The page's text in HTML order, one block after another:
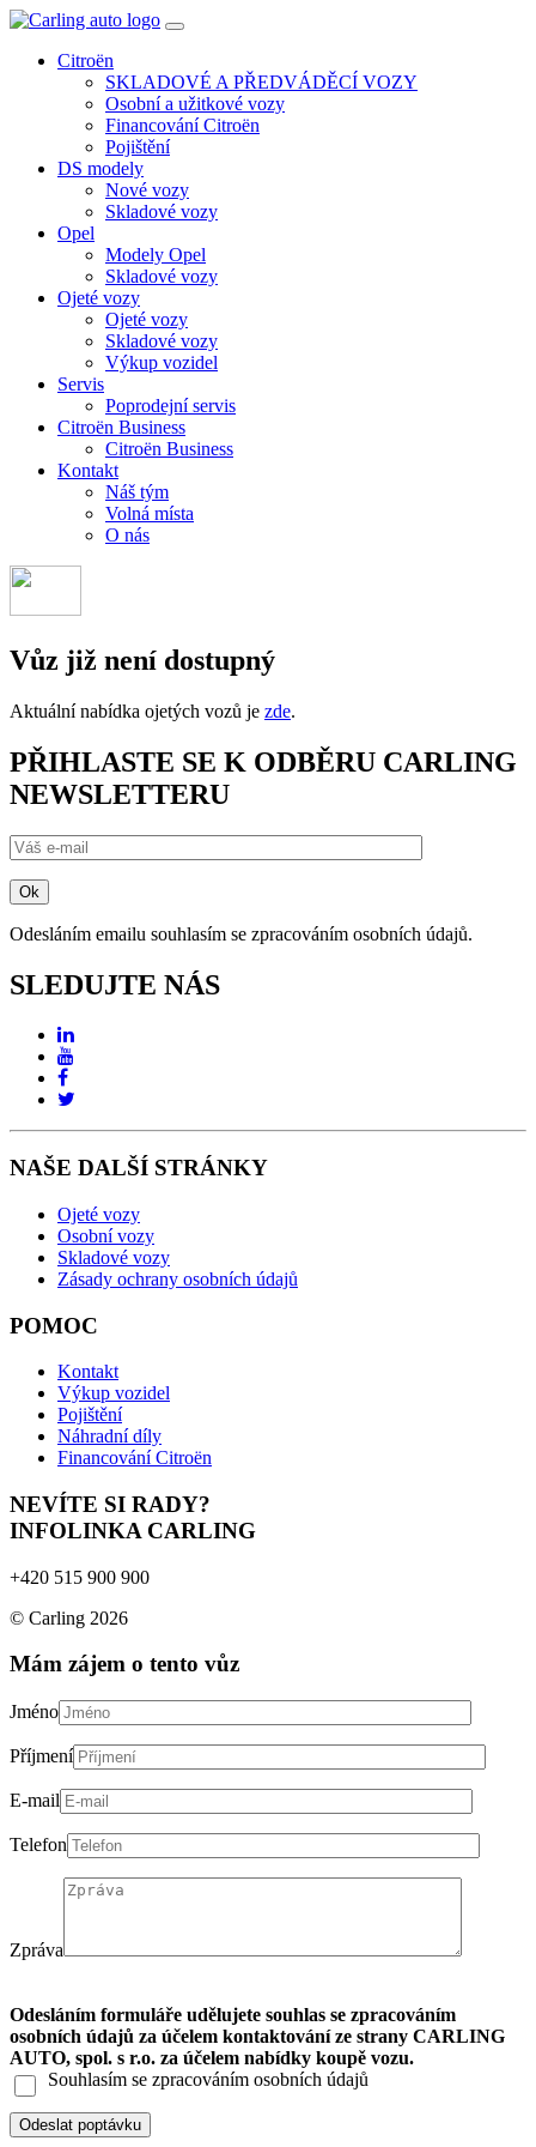
Toggle
Citroën
SKLADOVÉ A PŘEDVÁDĚCÍ VOZY
Osobní a užitkové vozy
Financování Citroën
Pojištění
DS modely
Nové vozy
Skladové vozy
Opel
Modely Opel
Skladové vozy
Ojeté vozy
Ojeté vozy
Skladové vozy
Výkup vozidel
Servis
Poprodejní servis
Citroën Business
Citroën Business
Kontakt
Náš tým
Volná místa
O nás
Vůz již není dostupný
Aktuální nabídka ojetých vozů je zde.
PŘIHLASTE SE K ODBĚRU CARLING
NEWSLETTERU
Odesláním emailu souhlasím se zpracováním osobních údajů.
SLEDUJTE NÁS
NAŠE DALŠÍ STRÁNKY
Ojeté vozy
Osobní vozy
Skladové vozy
Zásady ochrany osobních údajů
POMOC
Kontakt
Výkup vozidel
Pojištění
Náhradní díly
Financování Citroën
NEVÍTE SI RADY?
INFOLINKA CARLING
+420 515 900 900
© Carling 2026
Mám zájem o tento vůz
Jméno
Příjmení
E-mail
Telefon
Zpráva
Odesláním formuláře udělujete souhlas se zpracováním
osobních údajů za účelem kontaktování ze strany CARLING
AUTO, spol. s r.o. za účelem nabídky koupě vozu.
Souhlasím se zpracováním osobních údajů